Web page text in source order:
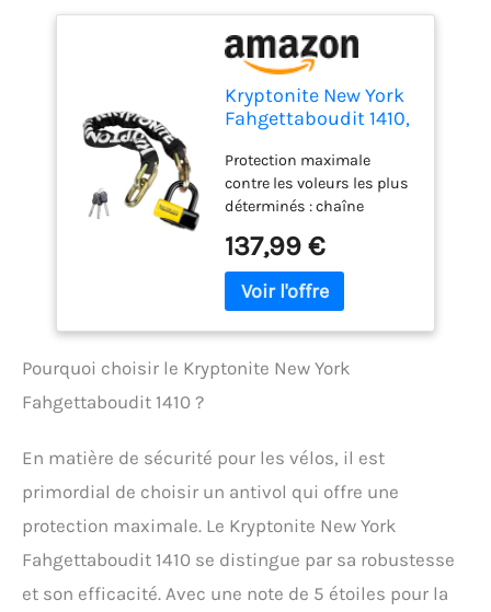
Kryptonite New York
Fahgettaboudit 1410,
Antivol U Mini, Acier
au Manganèse
trempé, Niveau de
Sécurité 10/10, pour
Vélos, Vélos
électriques, Scooters
et Motos, 4,9 kg, 100
cm
Protection maximale
contre les voleurs les plus
déterminés : chaîne
acier au manganèse
trempé (100 cm) et antivol
U Mini avec anse de 15 mm
contre le vol : corps du
au perçage, idéal pour
zones urbaines et à haut
risque Livré avec 3 clés.
Notez le numéro : avec le
Key Safe Program vous
obtenez un double en cas
de perte, le premier envoi
137,99 €
Pourquoi choisir le Kryptonite New York
Fahgettaboudit 1410 ?
En matière de sécurité pour les vélos, il est
primordial de choisir un antivol qui offre une
protection maximale. Le Kryptonite New York
Fahgettaboudit 1410 se distingue par sa robustesse
et son efficacité. Avec une note de 5 étoiles pour la